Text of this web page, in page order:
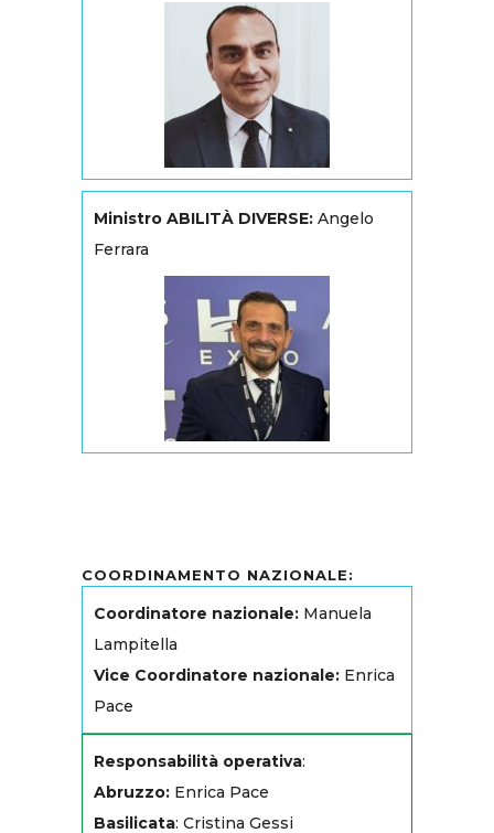
Ministro ABILITÀ DIVERSE: Angelo
Ferrara
COORDINAMENTO NAZIONALE:
Coordinatore nazionale: Manuela
Lampitella
Vice Coordinatore nazionale: Enrica
Pace
Responsabilità operativa:
Abruzzo: Enrica Pace
Basilicata: Cristina Gessi